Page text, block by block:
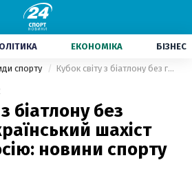
ЕКОНОМІКА БІЗНЕС
спорту Кубок світу з біатлону без глядачів, український шахіст зіграв за Росію: новини спорту 2 березня
біатлону без
шахіст
новини спорту